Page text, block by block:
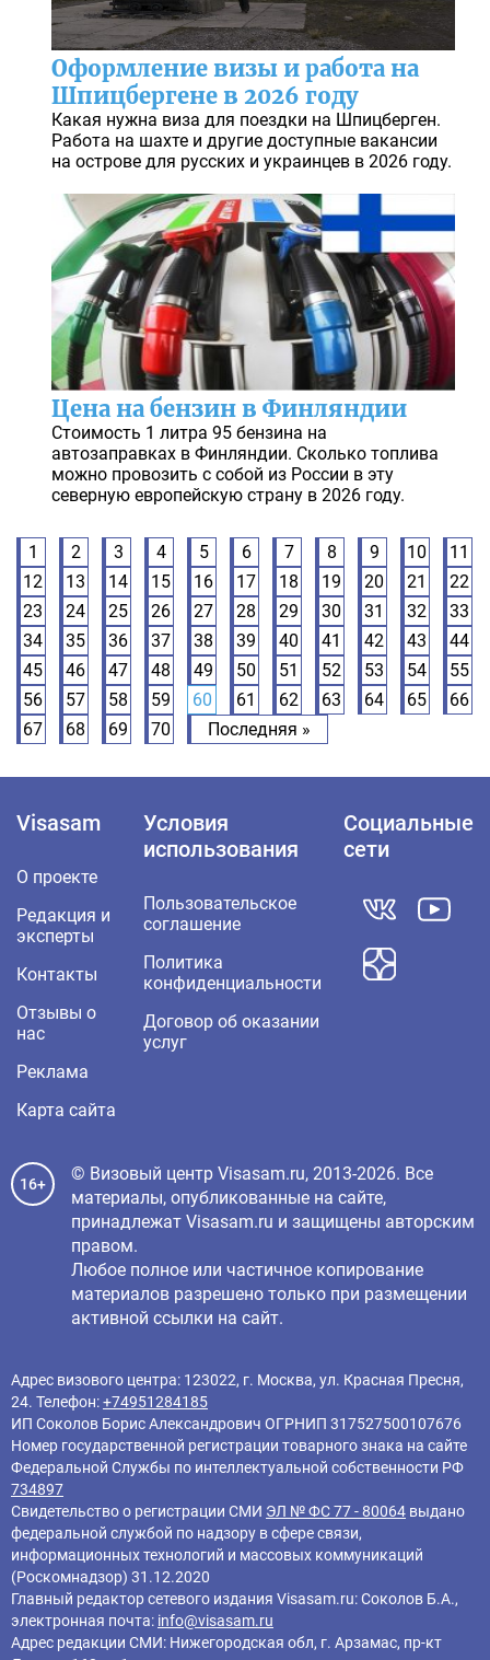
Оформление визы и работа на
Шпицбергене в 2026 году
Какая нужна виза для поездки на Шпицберген.
Работа на шахте и другие доступные вакансии
на острове для русских и украинцев в 2026 году.
Цена на бензин в Финляндии
Стоимость 1 литра 95 бензина на
автозаправках в Финляндии. Сколько топлива
можно провозить с собой из России в эту
северную европейскую страну в 2026 году.
1 2 3 4 5 6 7 8 9 10
11
12
13 14 15 16 17 18 19 20 21
22
23
24 25 26 27 28 29 30 31 32
33
34
35 36 37 38 39 40 41 42 43
44
45
46 47 48 49 50 51 52 53 54
55
56
57 58 59 60 61 62 63 64 65
66
67
68 69 70 Последняя »
Visasam
О проекте
Редакция и
эксперты
Контакты
Отзывы о
нас
Реклама
Карта сайта
Условия
использования
Пользовательское
соглашение
Политика
конфиденциальности
Договор об оказании
услуг
Социальные
сети
16+
© Визовый центр Visasam.ru, 2013-2026. Все
материалы, опубликованные на сайте,
принадлежат Visasam.ru и защищены авторским
правом.
Любое полное или частичное копирование
материалов разрешено только при размещении
активной ссылки на сайт.
Адрес визового центра: 123022, г. Москва, ул. Красная Пресня,
24. Телефон:+74951284185
ИП Соколов Борис Александрович ОГРНИП 317527500107676
Номер государственной регистрации товарного знака на сайте
Федеральной Службы по интеллектуальной собственности РФ
734897
Свидетельство о регистрации СМИ ЭЛ № ФС 77 - 80064 выдано
федеральной службой по надзору в сфере связи,
информационных технологий и массовых коммуникаций
(Роскомнадзор) 31.12.2020
Главный редактор cетевого издания Visasam.ru: Соколов Б.А.,
электронная почта: info@visasam.ru
Адрес редакции СМИ: Нижегородская обл, г. Арзамас, пр-кт